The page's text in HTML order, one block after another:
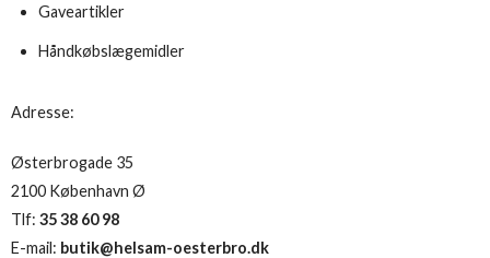
Gaveartikler
Håndkøbslægemidler
Adresse:
Østerbrogade 35
2100 København Ø
Tlf: 35 38 60 98
E-mail: butik@helsam-oesterbro.dk